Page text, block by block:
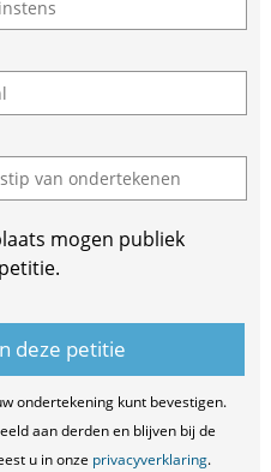
mogen publiek
ondertekening kunt bevestigen.
aan derden en blijven bij de
u in onze privacyverklaring.